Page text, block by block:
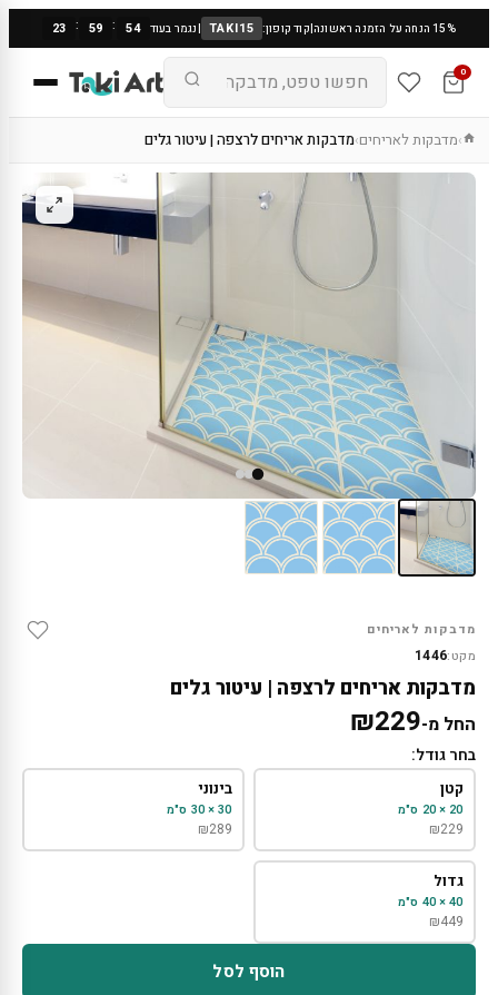
15% הנחה על הזמנה ראשונה |קוד קופון: TAKI15
|נגמר בעוד 23 : 59 : 53
0
›מדבקות לאריחים›מדבקות אריחים לרצפה | עיטור גלים
מדבקות לאריחים
מקט:1446
מדבקות אריחים לרצפה | עיטור גלים
החל מ- ₪229
בחר גודל:
קטן
20 × 20 ס"מ
₪229
בינוני
30 × 30 ס"מ
₪289
גדול
40 × 40 ס"מ
₪449
הוסף לסל